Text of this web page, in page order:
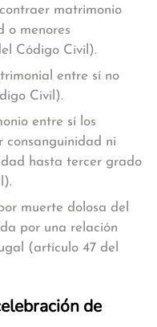
matrimonio
o menores
Código Civil).
entre sí no
Civil).
entre sí los
consanguinidad ni
hasta tercer grado
muerte dolosa del
por una relación
(artículo 47 del
de